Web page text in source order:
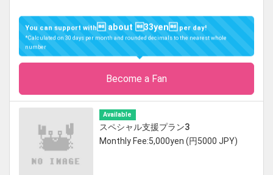
You can support with about 33yenper day!
*Calculated on 30 days per month and rounded decimals to the nearest whole
number
Become a Fan
Available
スペシャル支援プラン3
Monthly Fee:5,000yen (円5000 JPY)